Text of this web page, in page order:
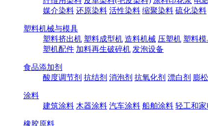
媒介染料 还原染料 活性染料 缩聚染料 硫化染料
塑料机械与模具
塑料挤出机 塑料成型机 造料机械 压塑机 塑料
塑机配件 加料再生破碎机 发泡设备
食品添加剂
酸度调节剂 抗结剂 消泡剂 抗氧化剂 漂白剂 膨
涂料
建筑涂料 木器涂料 汽车涂料 船舶涂料 轻工和
橡胶原料